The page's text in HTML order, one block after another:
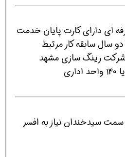
ای دارای کارت پایان خدمت
سمت سیدخندان نیاز به افسر